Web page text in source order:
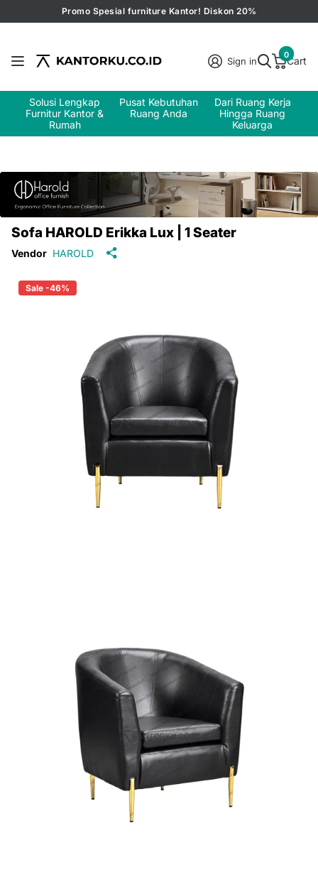
Promo Spesial furniture Kantor! Diskon 20%
Sign in Cart
0
Solusi Lengkap
Furnitur Kantor &
Rumah
Pusat Kebutuhan
Ruang Anda
Dari Ruang Kerja
Hingga Ruang
Keluarga
Sofa HAROLD Erikka Lux | 1 Seater
Vendor HAROLD
Sale -46%